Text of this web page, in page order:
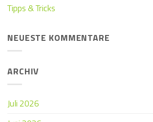
Tipps & Tricks
NEUESTE KOMMENTARE
ARCHIV
Juli 2026